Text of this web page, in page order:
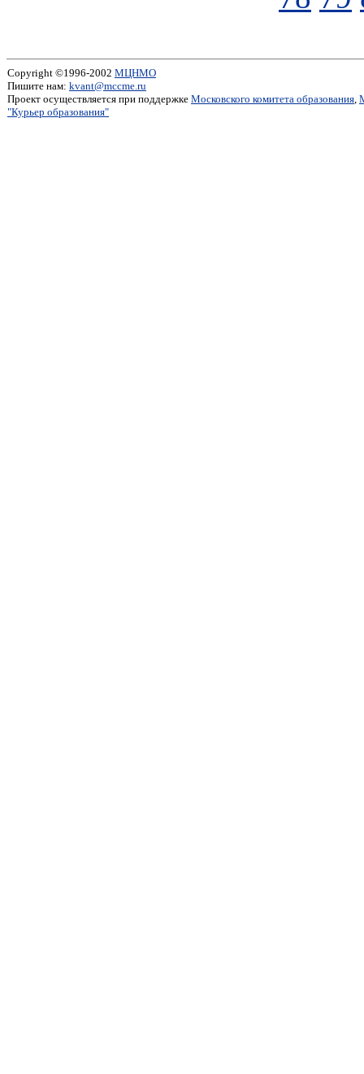
Copyright ©1996-2002 МЦНМО
Пишите нам: kvant@mccme.ru
Проект осуществляется при поддержке Московского комитета образования,
"Курьер образования"